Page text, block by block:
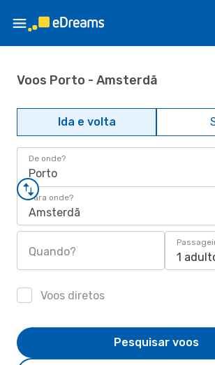
Voos Porto - Amsterdã
Ida e volta
De onde?
Porto
Para onde?
Amsterdã
Quando? 1
Voos diretos
Pesquisar voos